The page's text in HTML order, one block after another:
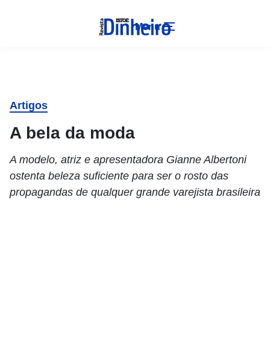
Menu
Artigos
A bela da moda
A modelo, atriz e apresentadora Gianne Albertoni
ostenta beleza suficiente para ser o rosto das
propagandas de qualquer grande varejista brasileira